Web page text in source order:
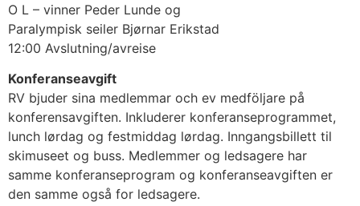
O L – vinner Peder Lunde og
Paralympisk seiler Bjørnar Erikstad
12:00 Avslutning/avreise
Konferanseavgift
RV bjuder sina medlemmar och ev medföljare på
konferensavgiften. Inkluderer konferanseprogrammet,
lunch lørdag og festmiddag lørdag. Inngangsbillett til
skimuseet og buss. Medlemmer og ledsagere har
samme konferanseprogram og konferanseavgiften er
den samme også for ledsagere.